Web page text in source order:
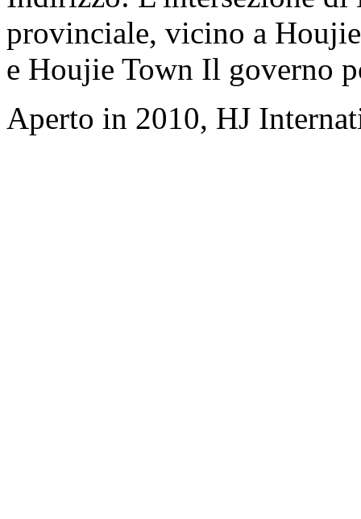
provinciale, vicino a
e Houjie Town Il governo
Aperto in 2010, HJ